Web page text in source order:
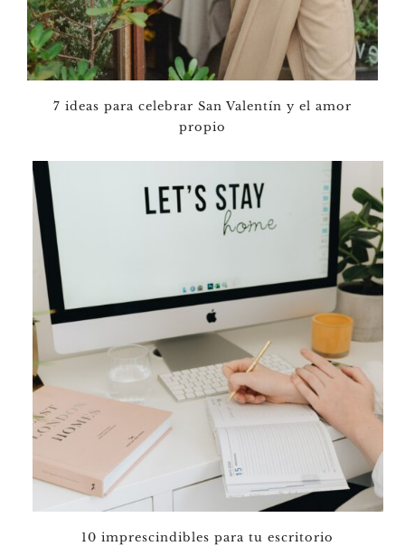
7 ideas para celebrar San Valentín y el amor
propio
10 imprescindibles para tu escritorio